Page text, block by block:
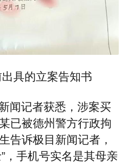
具的立案告知书
闻记者获悉，涉案买
已被德州警方行政拘
告诉极目新闻记者，
，手机号实名是其母亲